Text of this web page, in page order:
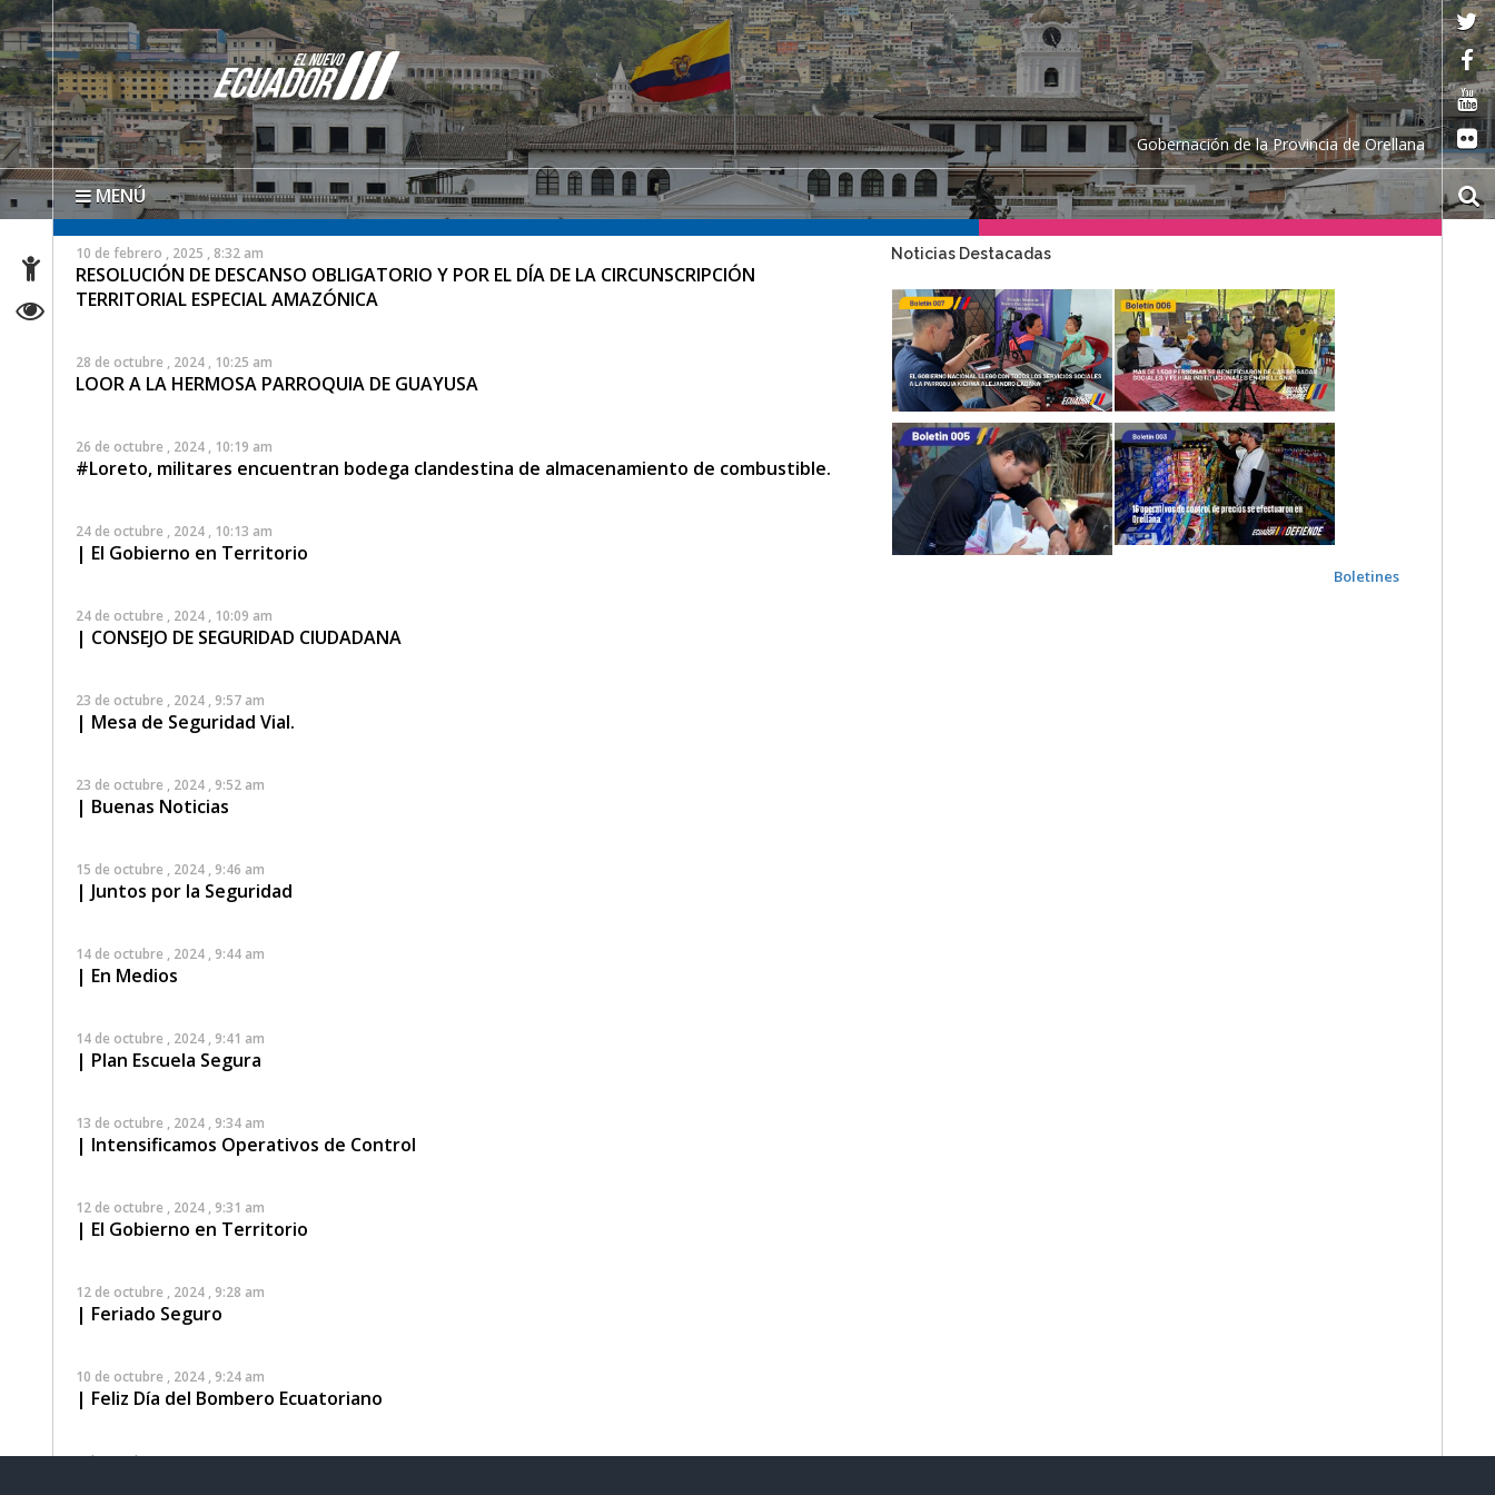
Gobernación de la Provincia de Orellana
MENÚ
10 de febrero , 2025 , 8:32 am
RESOLUCIÓN DE DESCANSO OBLIGATORIO Y POR EL DÍA DE LA CIRCUNSCRIPCIÓN
TERRITORIAL ESPECIAL AMAZÓNICA
28 de octubre , 2024 , 10:25 am
LOOR A LA HERMOSA PARROQUIA DE GUAYUSA
26 de octubre , 2024 , 10:19 am
#Loreto, militares encuentran bodega clandestina de almacenamiento de combustible.
24 de octubre , 2024 , 10:13 am
| El Gobierno en Territorio
24 de octubre , 2024 , 10:09 am
| CONSEJO DE SEGURIDAD CIUDADANA
23 de octubre , 2024 , 9:57 am
| Mesa de Seguridad Vial.
23 de octubre , 2024 , 9:52 am
| Buenas Noticias
15 de octubre , 2024 , 9:46 am
| Juntos por la Seguridad
14 de octubre , 2024 , 9:44 am
| En Medios
14 de octubre , 2024 , 9:41 am
| Plan Escuela Segura
13 de octubre , 2024 , 9:34 am
| Intensificamos Operativos de Control
12 de octubre , 2024 , 9:31 am
| El Gobierno en Territorio
12 de octubre , 2024 , 9:28 am
| Feriado Seguro
10 de octubre , 2024 , 9:24 am
| Feliz Día del Bombero Ecuatoriano
9 de octubre , 2024 , 9:18 am
Noticias Destacadas
Boletines